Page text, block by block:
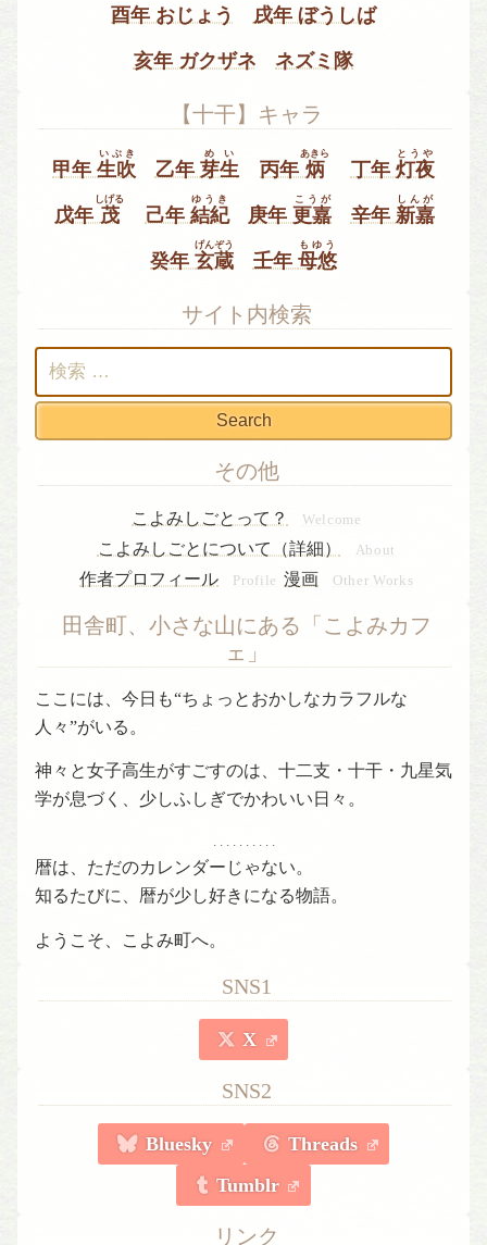
酉年 おじょう 戌年 ぼうしば
亥年 ガクザネ ネズミ隊
【十干】キャラ
甲年生吹
いぶき
乙年 芽生
めい
丙年 炳
あきら
丁年 灯夜
とうや
戊年 茂
しげる
己年 結紀
ゆうき
庚年更嘉
こうが
辛年 新嘉
しんが
癸年玄蔵
げんぞう
壬年 母悠
もゆう
サイト内検索
索:
その他
こよみしごとって？ Welcome
こよみしごとについて（詳細） About
作者プロフィール Profile 漫画 Other Works
田舎町、小さな山にある「こよみカフ
ェ」
ここには、今日も“ちょっとおかしなカラフルな
人々”がいる。
神々と女子高生がすごすのは、十二支・十干・九星気
学が息づく、少しふしぎでかわいい日々。
暦は、ただのカレンダーじゃない。
知るたびに、暦が少し好きになる物語。
ようこそ、こよみ町へ。
SNS1
X
SNS2
Bluesky
Threads
Tumblr
リンク